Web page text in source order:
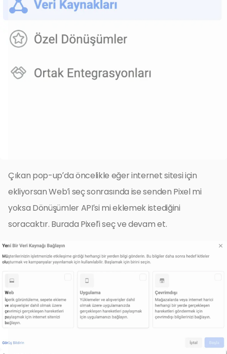
Çıkan pop-up’da öncelikle eğer internet sitesi için
ekliyorsan Web’i seç sonrasında ise senden Pixel mi
yoksa Dönüşümler API’si mi eklemek istediğini
soracaktır. Burada Pixel’i seç ve devam et.